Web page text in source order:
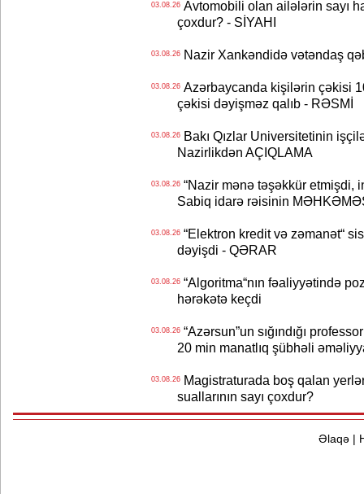
03.08.26Avtomobili olan ailələrin sayı
çoxdur? - SİYAHI
03.08.26Nazir Xankəndidə vətəndaş
03.08.26Azərbaycanda kişilərin çəkisi
çəkisi dəyişməz qalıb - RƏSMİ
03.08.26Bakı Qızlar Universitetinin
Nazirlikdən AÇIQLAMA
03.08.26“Nazir mənə təşəkkür etmişdi,
Sabiq idarə rəisinin
03.08.26“Elektron kredit və zəmanət“
dəyişdi - QƏRAR
03.08.26“Algoritma“nın fəaliyyətində
hərəkətə keçdi
03.08.26“Azərsun”un sığındığı
20 min manatlıq şübhəli
03.08.26Magistraturada boş qalan
suallarının sayı çoxdur?
Əlaqə|